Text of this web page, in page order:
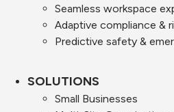
Seamless workspace
Adaptive compliance &
Predictive safety &
SOLUTIONS
Small Businesses